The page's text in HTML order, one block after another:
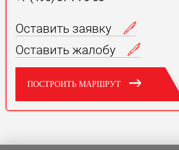
Оставить заявку
Оставить жалобу
ПОСТРОИТЬ МАРШРУТ